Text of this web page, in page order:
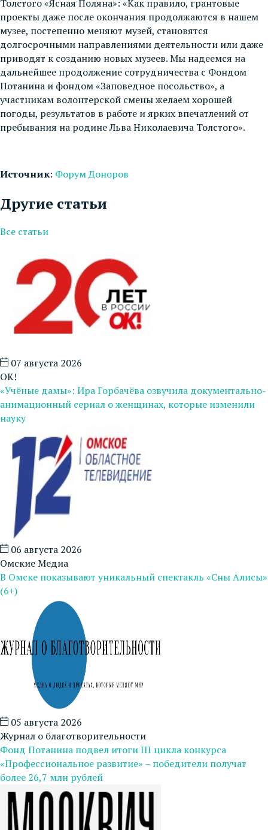
Толстого «Ясная Поляна»: «Как правило, грантовые
проекты даже после окончания продолжаются в нашем
музее, постепенно меняют музей, становятся
долгосрочными направлениями деятельности или даже
приводят к созданию новых музеев. Мы надеемся на
дальнейшее продолжение сотрудничества с Фондом
Потанина и фондом «Заповедное посольство», а
участникам волонтерской смены желаем хорошей
погоды, результатов в работе и ярких впечатлений от
пребывания на родине Льва Николаевича Толстого».
Источник: Форум Доноров
Другие статьи
Все статьи
07 августа 2026
ОК!
«Учёные дамы»: Ира Горбачёва озвучила документально-
анимационный сериал о женщинах, которые изменили
науку
06 августа 2026
Омские Медиа
В Омске показывают уникальный спектакль «Сны Алисы»
(6+)
05 августа 2026
Журнал о благотворительности
Фонд Потанина подвел итоги III цикла конкурса
«Профессиональное развитие» – победители получат
более 26,7 млн рублей